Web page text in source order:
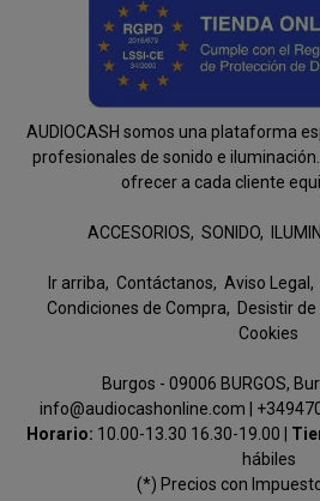
AUDIOCASH somos una plataforma
profesionales de sonido e
ofrecer a cada cliente
ACCESORIOS SONIDO
Ir arriba Contáctanos Aviso Legal
Condiciones de Compra
Desistir
Cookies
Burgos - 09006 BURGOS,
info@audiocashonline.com |
Horario: 10.00-13.30 16.30-19.00 |
hábiles
(*) Precios con